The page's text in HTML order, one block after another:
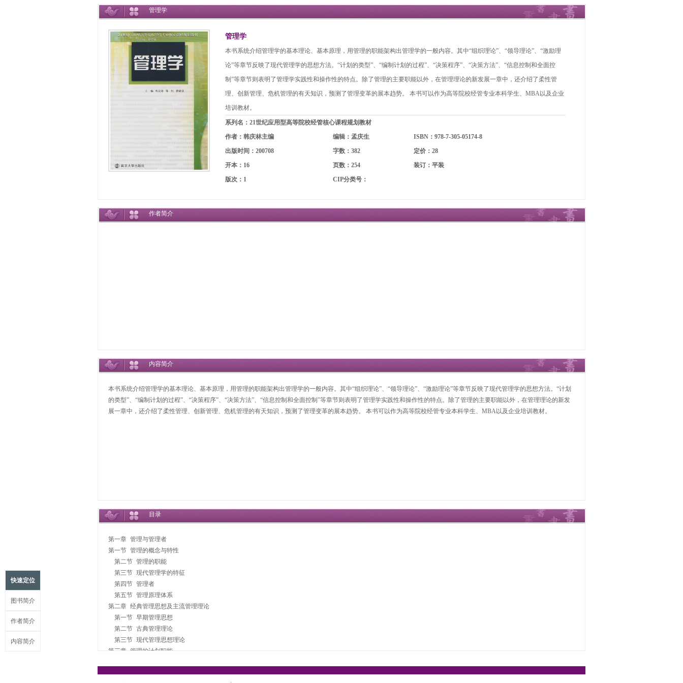
管理学
管理学
本书系统介绍管理学的基本理论、基本原理，用管理的职能架构出管理学的一般内容。其中“组织理论”、“领导理论”、“激励理
论”等章节反映了现代管理学的思想方法。“计划的类型”、“编制计划的过程”、“决策程序”、“决策方法”、“信息控制和全面控
制”等章节则表明了管理学实践性和操作性的特点。除了管理的主要职能以外，在管理理论的新发展一章中，还介绍了柔性管
理、创新管理、危机管理的有天知识，预测了管理变革的展本趋势。 本书可以作为高等院校经管专业本科学生、MBA以及企业
培训教材。
系列名：21世纪应用型高等院校经管核心课程规划教材
作者：韩庆林主编
编辑：孟庆生
ISBN：978-7-305-05174-8
出版时间：200708
字数：382
定价：28
开本：16
页数：254
装订：平装
版次：1
CIP分类号：
作者简介
内容简介
本书系统介绍管理学的基本理论、基本原理，用管理的职能架构出管理学的一般内容。其中“组织理论”、“领导理论”、“激励理论”等章节反映了现代管理学的思想方法。“计划
的类型”、“编制计划的过程”、“决策程序”、“决策方法”、“信息控制和全面控制”等章节则表明了管理学实践性和操作性的特点。除了管理的主要职能以外，在管理理论的新发
展一章中，还介绍了柔性管理、创新管理、危机管理的有天知识，预测了管理变革的展本趋势。 本书可以作为高等院校经管专业本科学生、MBA以及企业培训教材。
目录
第一章 管理与管理者
第一节 管理的概念与特性
第二节 管理的职能
第三节 现代管理学的特征
第四节 管理者
第五节 管理原理体系
第二章 经典管理思想及主流管理理论
第一节 早期管理思想
第二节 古典管理理论
第三节 现代管理思想理论
第三章 管理的计划职能
第二节 计划的类型
快速定位
图书简介
作者简介
内容简介